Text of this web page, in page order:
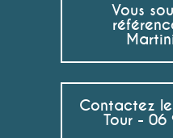
Vous
Contactez
Tour -